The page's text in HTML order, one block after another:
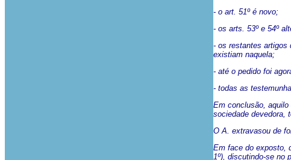
- o art. 51º é novo;
- os arts. 53º e 54º
- os restantes artigos
existiam naquela;
- até o pedido foi
- todas as
Em conclusão,
sociedade devedora,
O A. extravasou de
Em face do exposto,
1º), discutindo-se no